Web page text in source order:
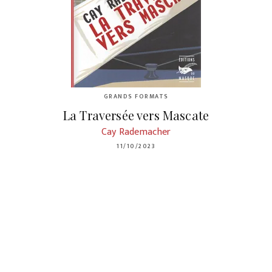
GRANDS FORMATS
La Traversée vers Mascate
Cay Rademacher
11/10/2023